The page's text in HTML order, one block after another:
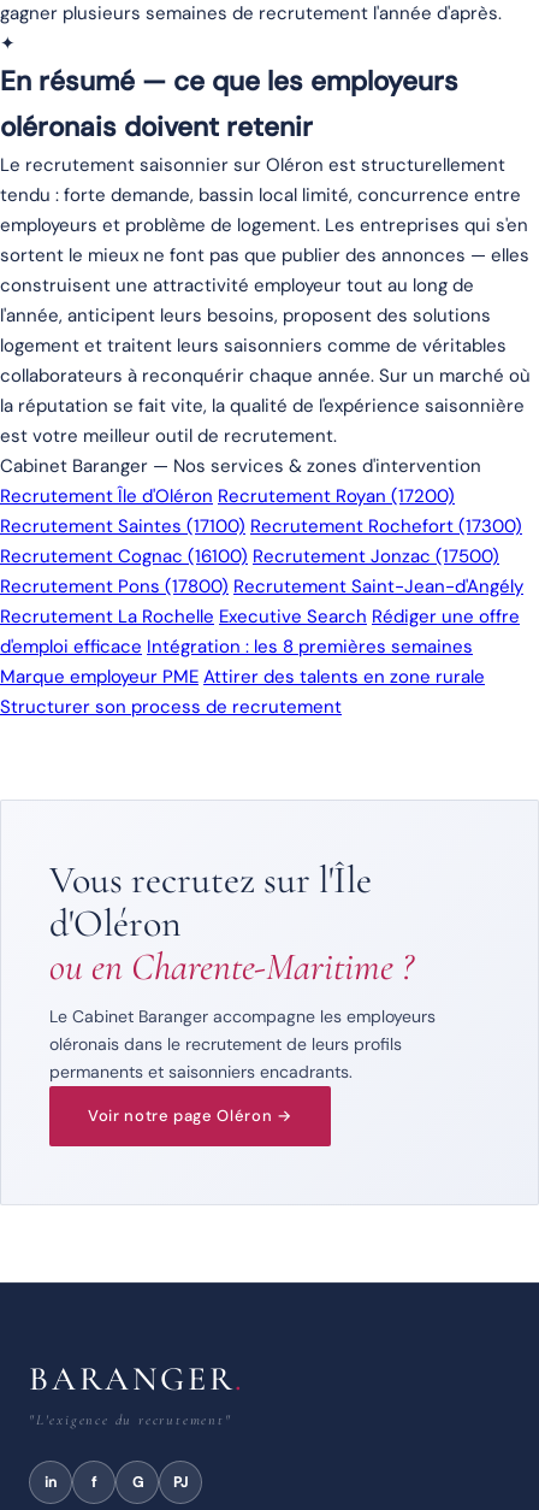
gagner plusieurs semaines de recrutement l'année d'après.
✦
En résumé — ce que les employeurs
oléronais doivent retenir
Le recrutement saisonnier sur Oléron est structurellement
tendu : forte demande, bassin local limité, concurrence entre
employeurs et problème de logement. Les entreprises qui s'en
sortent le mieux ne font pas que publier des annonces — elles
construisent une attractivité employeur tout au long de
l'année, anticipent leurs besoins, proposent des solutions
logement et traitent leurs saisonniers comme de véritables
collaborateurs à reconquérir chaque année. Sur un marché où
la réputation se fait vite, la qualité de l'expérience saisonnière
est votre meilleur outil de recrutement.
Cabinet Baranger — Nos services & zones d'intervention
Recrutement Île d'Oléron Recrutement Royan (17200)
Recrutement Saintes (17100) Recrutement Rochefort (17300)
Recrutement Cognac (16100) Recrutement Jonzac (17500)
Recrutement Pons (17800) Recrutement Saint-Jean-d'Angély
Recrutement La Rochelle Executive Search Rédiger une offre
d'emploi efficace Intégration : les 8 premières semaines
Marque employeur PME Attirer des talents en zone rurale
Structurer son process de recrutement
Vous recrutez sur l'Île
d'Oléron
ou en Charente-Maritime ?
Le Cabinet Baranger accompagne les employeurs
oléronais dans le recrutement de leurs profils
permanents et saisonniers encadrants.
Voir notre page Oléron →
BARANGER.
"L'exigence du recrutement"
in f G PJ